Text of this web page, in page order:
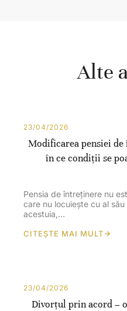
Alte
23/04/2026
Modificarea pensiei
în ce condiții se
Pensia de întreținere nu
care nu locuiește cu al
acestuia,…
CITEȘTE MAI MULT
23/04/2026
Divorțul prin acord –